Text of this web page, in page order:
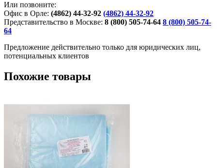
Или позвоните:
Офис в Орле: (4862) 44-32-92 (4862) 44-32-92
Представительство в Москве: 8 (800) 505-74-64 8 (800) 505-74-
64
Предложение действительно только для юридических лиц,
потенциальных клиентов
Похожие товары